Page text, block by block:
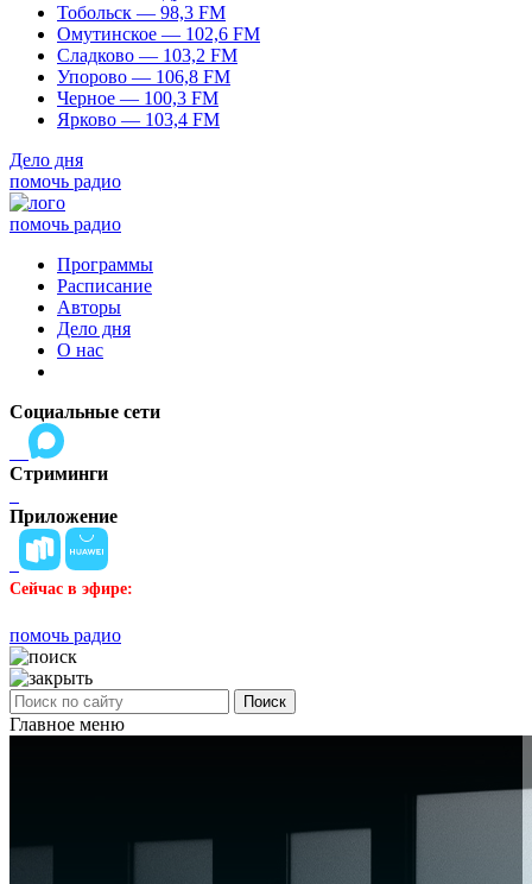
Тобольск — 98,3 FM
Омутинское — 102,6 FM
Сладково — 103,2 FM
Упорово — 106,8 FM
Черное — 100,3 FM
Ярково — 103,4 FM
Дело дня
помочь радио
помочь радио
Программы
Расписание
Авторы
Дело дня
О нас
Социальные сети
Стриминги
Приложение
Сейчас в эфире:
помочь радио
Поиск
Главное меню